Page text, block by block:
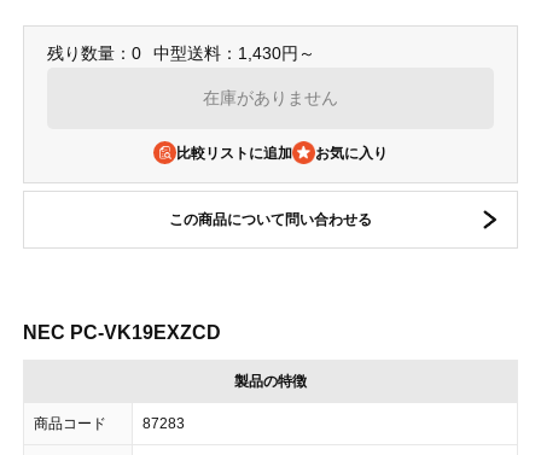
残り数量：0 中型送料：1,430円～
在庫がありません
比較リストに追加
この商品について問い合わせる
NEC PC-VK19EXZCD
製品の特徴
商品コード 87283